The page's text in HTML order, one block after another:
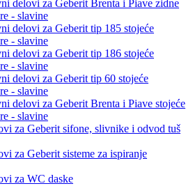
delovi za Geberit Brenta i Piave zidne
- slavine
delovi za Geberit tip 185 stojeće
- slavine
delovi za Geberit tip 186 stojeće
- slavine
delovi za Geberit tip 60 stojeće
- slavine
delovi za Geberit Brenta i Piave stojeće
- slavine
za Geberit sifone, slivnike i odvod tuš
za Geberit sisteme za ispiranje
za WC daske